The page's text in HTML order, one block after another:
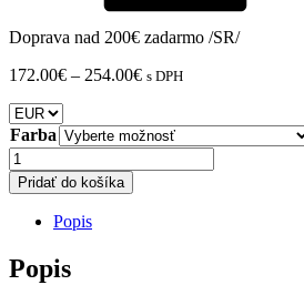
Doprava nad 200€ zadarmo /SR/
172.00€ – 254.00€Price
through
254.00€
s DPH
Farba
množstvo
ERMAX
kryt
sedla
TRIUMPH
TRIDENT
660
Pridať do košíka
Popis
Popis